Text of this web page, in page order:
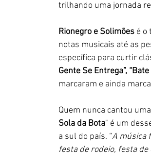
trilhando uma jornada
Rionegro e Solimões é o
notas musicais até as
específica para curtir
Gente Se Entrega”,
marcaram e ainda
Quem nunca cantou
Sola da Bota" é um
a sul do país. “A música
festa de rodeio, festa